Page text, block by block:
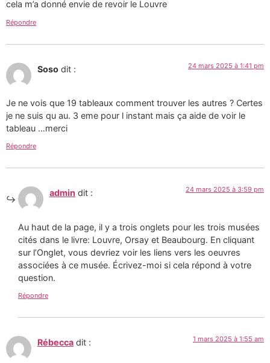
cela m’a donné envie de revoir le Louvre
Répondre
Soso dit : 24 mars 2025 à 1:41 pm
Je ne vois que 19 tableaux comment trouver les autres ? Certes
je ne suis qu au. 3 eme pour l instant mais ça aide de voir le
tableau …merci
Répondre
admin dit : 24 mars 2025 à 3:59 pm
Au haut de la page, il y a trois onglets pour les trois musées
cités dans le livre: Louvre, Orsay et Beaubourg. En cliquant
sur l’Onglet, vous devriez voir les liens vers les oeuvres
associées à ce musée. Écrivez-moi si cela répond à votre
question.
Répondre
Rébecca dit : 1 mars 2025 à 1:55 am